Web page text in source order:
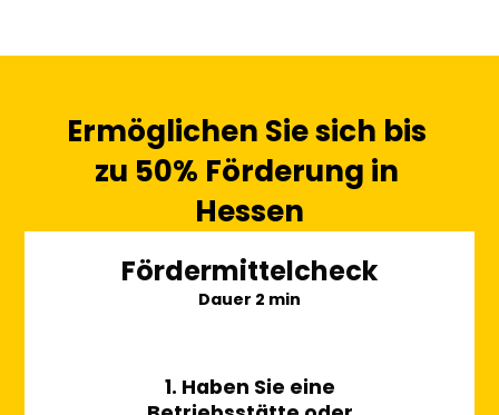
Ermöglichen Sie sich bis
zu 50% Förderung in
Hessen